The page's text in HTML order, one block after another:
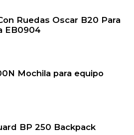
Ruedas Oscar B20 Para
EB0904
Mochila para equipo
BP 250 Backpack